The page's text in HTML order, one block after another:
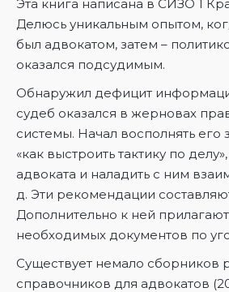
Эта книга написана в СИЗО 1
Делюсь уникальным опытом,
был адвокатом, затем –
оказался подсудимым.
Обнаружил дефицит
судеб оказался в жерновах
системы. Начал восполнять его
«как выстроить тактику по
адвоката и наладить с ним
д. Эти рекомендации
Дополнительно к ней
необходимых документов по
Существует немало сборников
справочников для адвокатов